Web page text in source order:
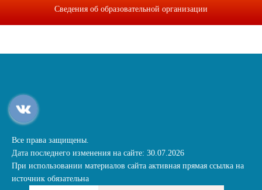
Сведения об образовательной организации
Все права защищены.
Дата последнего изменения на сайте: 30.07.2026
При использовании материалов сайта активная прямая ссылка на
источник обязательна